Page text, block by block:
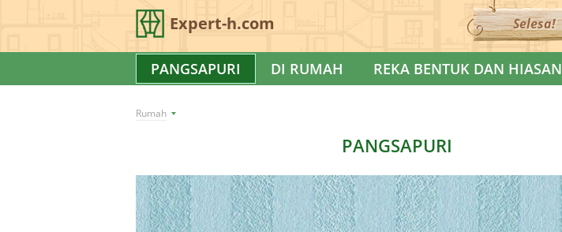
Expert-h.com Selesa!
PANGSAPURI DI RUMAH REKA BENTUK DAN HIASAN
Rumah
PANGSAPURI